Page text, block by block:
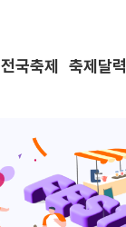
전국축제 축제달력